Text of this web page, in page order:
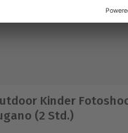
Kinder
(2 Std.)